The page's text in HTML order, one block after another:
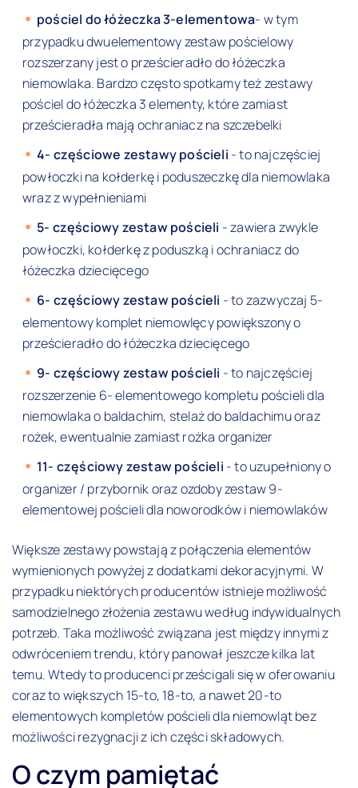
pościel do łóżeczka 3-elementowa- w tym
przypadku dwuelementowy zestaw pościelowy
rozszerzany jest o prześcieradło do łóżeczka
niemowlaka. Bardzo często spotkamy też zestawy
pościel do łóżeczka 3 elementy, które zamiast
prześcieradła mają ochraniacz na szczebelki
4- częściowe zestawy pościeli - to najczęściej
powłoczki na kołderkę i poduszeczkę dla niemowlaka
wraz z wypełnieniami
5- częściowy zestaw pościeli - zawiera zwykle
powłoczki, kołderkę z poduszką i ochraniacz do
łóżeczka dziecięcego
6- częściowy zestaw pościeli - to zazwyczaj 5-
elementowy komplet niemowlęcy powiększony o
prześcieradło do łóżeczka dziecięcego
9- częściowy zestaw pościeli - to najczęściej
rozszerzenie 6- elementowego kompletu pościeli dla
niemowlaka o baldachim, stelaż do baldachimu oraz
rożek, ewentualnie zamiast rożka organizer
11- częściowy zestaw pościeli - to uzupełniony o
organizer / przybornik oraz ozdoby zestaw 9-
elementowej pościeli dla noworodków i niemowlaków
Większe zestawy powstają z połączenia elementów
wymienionych powyżej z dodatkami dekoracyjnymi. W
przypadku niektórych producentów istnieje możliwość
samodzielnego złożenia zestawu według indywidualnych
potrzeb. Taka możliwość związana jest między innymi z
odwróceniem trendu, który panował jeszcze kilka lat
temu. Wtedy to producenci prześcigali się w oferowaniu
coraz to większych 15-to, 18-to, a nawet 20-to
elementowych kompletów pościeli dla niemowląt bez
możliwości rezygnacji z ich części składowych.
O czym pamiętać